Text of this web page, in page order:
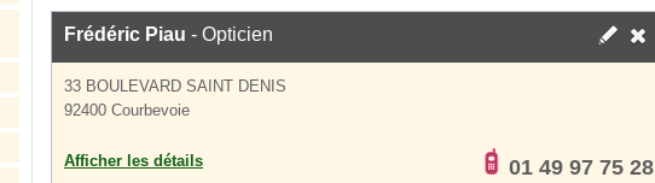
Frédéric Piau - Opticien
33 BOULEVARD SAINT DENIS
92400 Courbevoie
Afficher les détails 01 49 97 75 28